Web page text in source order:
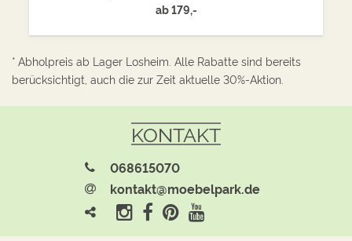
ab179,-
* Abholpreis ab Lager Losheim. Alle Rabatte sind bereits
berücksichtigt, auch die zur Zeit aktuelle 30%-Aktion.
KONTAKT
068615070
kontakt@moebelpark.de